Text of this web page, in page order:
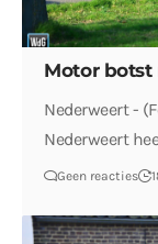
Motor
Nederweert -
Nederweert
Geen reacties